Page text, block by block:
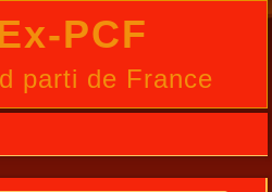
PCF
parti de France